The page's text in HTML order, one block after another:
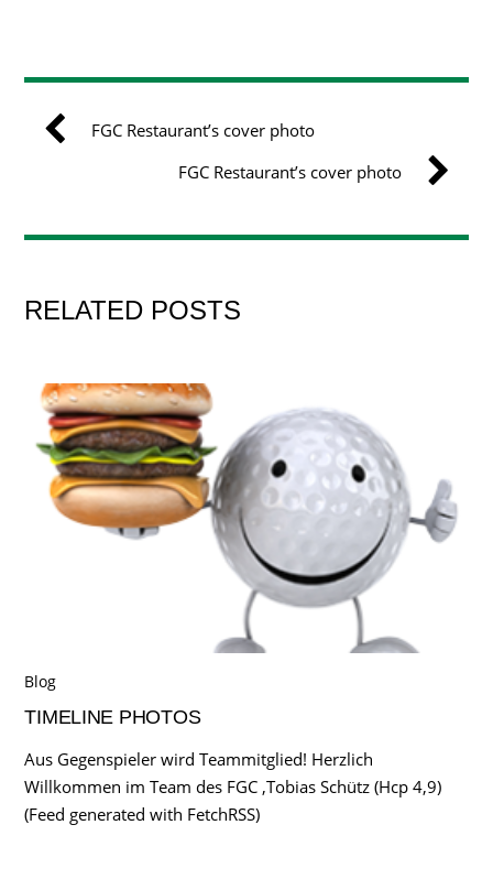
FGC Restaurant’s cover photo
FGC Restaurant’s cover photo
RELATED POSTS
Blog
TIMELINE PHOTOS
Aus Gegenspieler wird Teammitglied! Herzlich
Willkommen im Team des FGC ,Tobias Schütz (Hcp 4,9)
(Feed generated with FetchRSS)